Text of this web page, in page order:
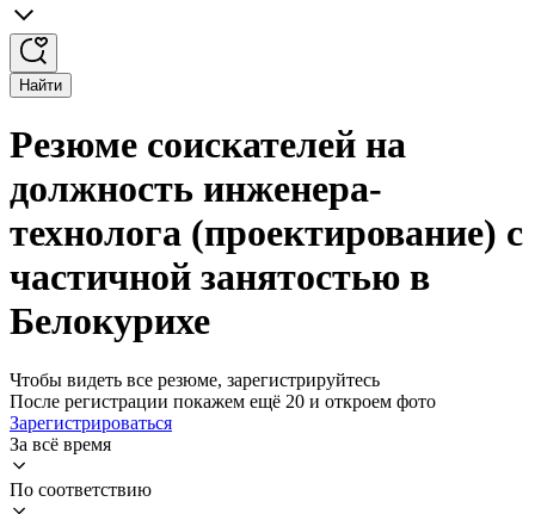
Найти
Резюме соискателей на
должность инженера-
технолога (проектирование) с
частичной занятостью в
Белокурихе
Чтобы видеть все резюме, зарегистрируйтесь
После регистрации покажем ещё 20 и откроем фото
Зарегистрироваться
За всё время
По соответствию